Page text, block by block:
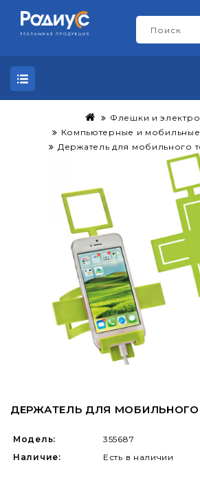
Флешки и
Компьютерные и мобильные
Держатель для мобильного
ДЕРЖАТЕЛЬ ДЛЯ МОБИЛЬНОГО
Модель:
355687
Наличие:
Есть в наличии